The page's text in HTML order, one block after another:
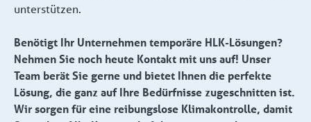
unterstützen.
Benötigt Ihr Unternehmen temporäre HLK-Lösungen?
Nehmen Sie noch heute Kontakt mit uns auf! Unser
Team berät Sie gerne und bietet Ihnen die perfekte
Lösung, die ganz auf Ihre Bedürfnisse zugeschnitten ist.
Wir sorgen für eine reibungslose Klimakontrolle, damit